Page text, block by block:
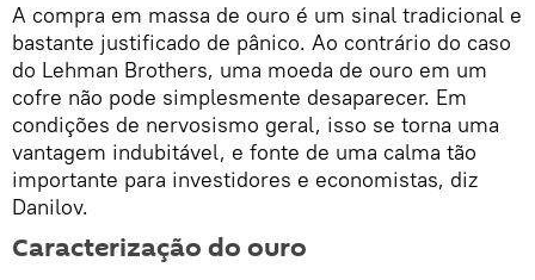
A compra em massa de ouro é um sinal tradicional e
bastante justificado de pânico. Ao contrário do caso
do Lehman Brothers, uma moeda de ouro em um
cofre não pode simplesmente desaparecer. Em
condições de nervosismo geral, isso se torna uma
vantagem indubitável, e fonte de uma calma tão
importante para investidores e economistas, diz
Danilov.
Caracterização do ouro